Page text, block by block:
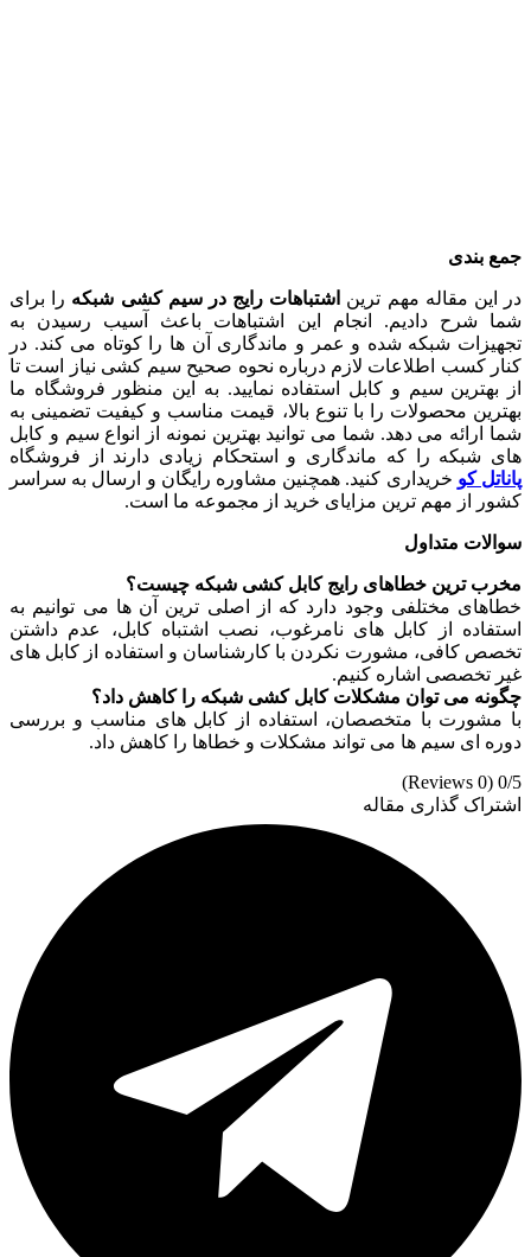
جمع بندی
در این مقاله مهم‌ ترین اشتباهات رایج در سیم کشی شبکه را برای
شما شرح دادیم. انجام این اشتباهات باعث آسیب رسیدن به
تجهیزات شبکه شده و عمر و ماندگاری آن ها را کوتاه می‌ کند. در
کنار کسب اطلاعات لازم درباره نحوه صحیح سیم کشی نیاز است تا
از بهترین سیم و کابل استفاده نمایید. به این منظور فروشگاه ما
بهترین محصولات را با تنوع بالا، قیمت مناسب و کیفیت تضمینی به
شما ارائه می‌ دهد. شما می‌ توانید بهترین نمونه از انواع سیم و کابل‌
های شبکه را که ماندگاری و استحکام زیادی دارند از فروشگاه
پاناتل کو خریداری کنید. همچنین مشاوره رایگان و ارسال به سراسر
کشور از مهم ترین مزایای خرید از مجموعه ما است.
سوالات متداول
مخرب‌ ترین خطاهای رایج کابل کشی شبکه چیست؟
خطاهای مختلفی وجود دارد که از اصلی‌ ترین آن ها می‌ توانیم به
استفاده از کابل‌ های نامرغوب، نصب اشتباه کابل، عدم داشتن
تخصص کافی، مشورت نکردن با کارشناسان و استفاده از کابل‌ های
غیر تخصصی اشاره کنیم.
چگونه می‌ توان مشکلات کابل کشی شبکه را کاهش داد؟
با مشورت با متخصصان، استفاده از کابل‌ های مناسب و بررسی
دوره‌ ای سیم‌ ها می‌ تواند مشکلات و خطاها را کاهش داد.
0/5
(0 Reviews)
اشتراک گذاری مقاله